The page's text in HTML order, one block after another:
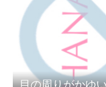
目の周りがかゆ